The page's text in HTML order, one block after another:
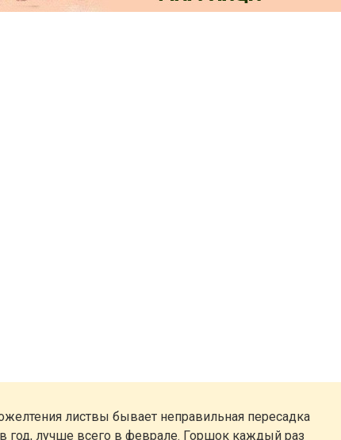
листвы бывает неправильная пересадка
год, лучше всего в феврале. Горшок каждый раз